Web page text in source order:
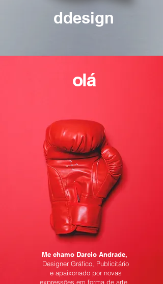
ddesign
olá
Me chamo Darcio Andrade,
Designer Gráfico, Publicitário
e apaixonado por novas
expressões em forma de arte.